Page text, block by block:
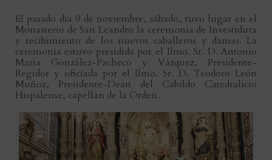
El pasado día 9 de noviembre, sábado, tuvo lugar en el
Monasterio de San Leandro la ceremonia de Investidura
y recibimiento de los nuevos caballeros y damas. La
ceremonia estuvo presidida por el Ilmo. Sr. D. Antonio
María González-Pacheco y Vázquez, Presidente-
Regidor y oficiada por el Ilmo. Sr. D. Teodoro León
Muñoz, Presidente-Dean del Cabildo Catedralicio
Hispalense, capellán de la Orden.